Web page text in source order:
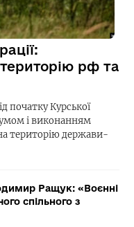
рф та
початку Курської
і виконанням
на територію держави-
Ращук: «Воєнні
спільного з